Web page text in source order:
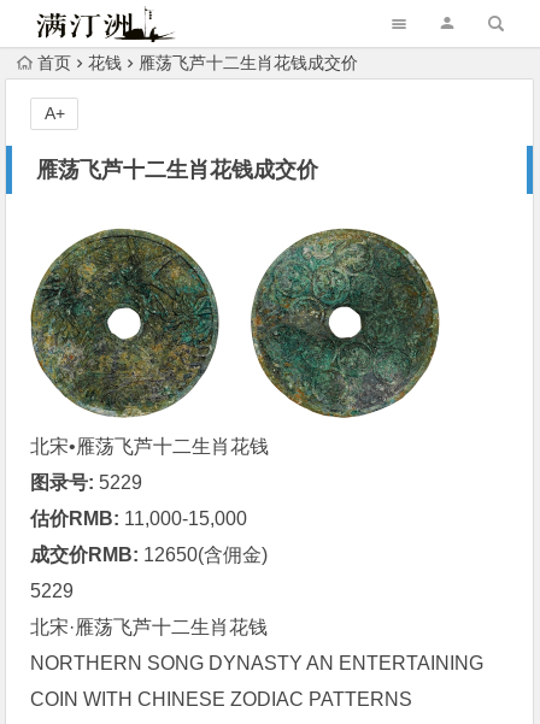
首页 花钱 雁荡飞芦十二生肖花钱成交价
雁荡飞芦十二生肖花钱成交价
A+
北宋•雁荡飞芦十二生肖花钱
图录号: 5229
估价RMB: 11,000-15,000
成交价RMB: 12650(含佣金)
5229
北宋·雁荡飞芦十二生肖花钱
NORTHERN SONG DYNASTY AN ENTERTAINING
COIN WITH CHINESE ZODIAC PATTERNS